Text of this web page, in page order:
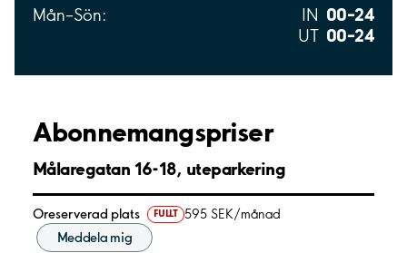
Mån–Sön: IN 00–24
UT 00–24
Abonnemangspriser
Målaregatan 16-18, uteparkering
Oreserverad plats FULLT
595 SEK/månad
Meddela mig